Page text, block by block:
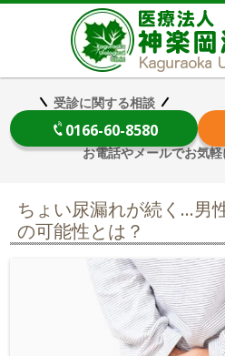
受診に関する相談
0166-60-8580
お電話やメールでお気
ちょい尿漏れが続く…男
の可能性とは？